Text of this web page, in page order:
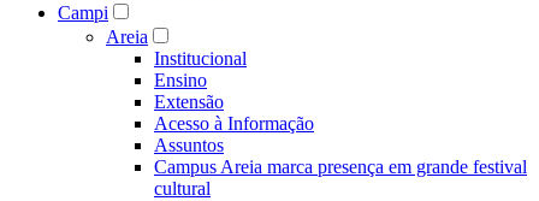
Campi
Areia
Institucional
Ensino
Extensão
Acesso à Informação
Assuntos
Campus Areia marca presença em grande festival
cultural